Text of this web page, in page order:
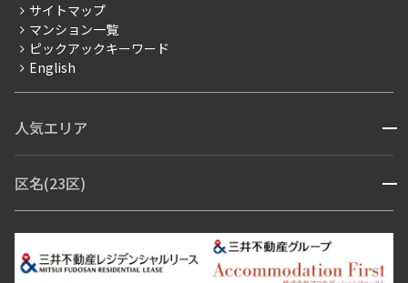
賃料改定
フリーレント
ペット可
ブランドマンション
サイトマップ
マンション一覧
ピックアックキーワード
English
人気エリア 開閉
青山・表参道・原宿
市ヶ谷・神楽坂・飯田橋
三田・芝・浜松町
芝浦・汐留・品川
月島・勝どき・豊洲
本郷・春日・小石川
区名(23区) 開閉
江東区 台東区 墨田区
中野区
豊島区
杉並区 板橋区 練馬区 荒川区
足立区